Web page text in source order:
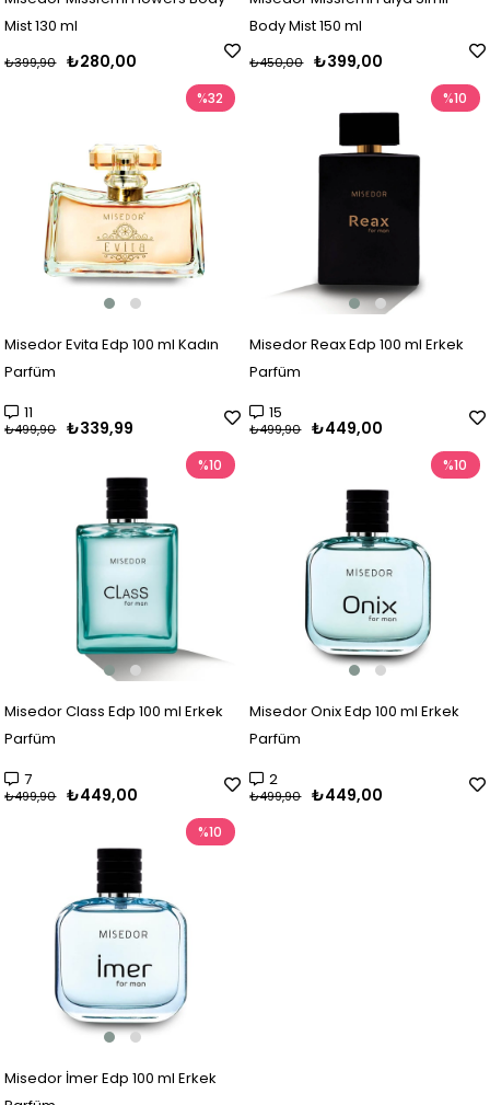
Mist 130 ml
₺280,00
₺399,90
Body Mist 150 ml
₺399,00
₺450,00
Misedor Evita Edp 100 ml Kadın
Parfüm
11
₺339,99
₺499,90
%32
Misedor Reax Edp 100 ml Erkek
Parfüm
15
₺449,00
₺499,90
%10
Misedor Class Edp 100 ml Erkek
Parfüm
7
₺449,00
₺499,90
%10
Misedor Onix Edp 100 ml Erkek
Parfüm
2
₺449,00
₺499,90
%10
Misedor İmer Edp 100 ml Erkek
%10